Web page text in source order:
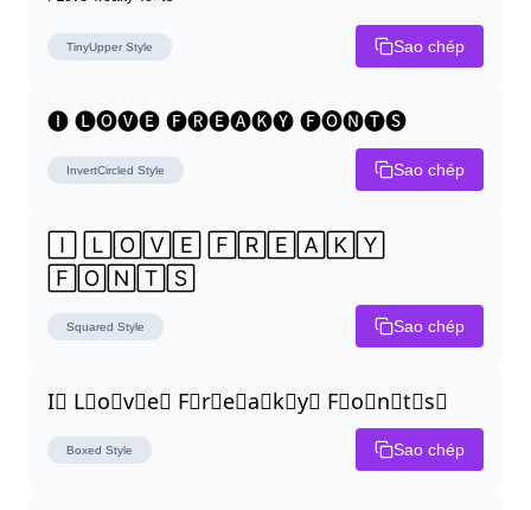
TinyUpper Style Sao chép
🅘 🅛🅞🅥🅔 🅕🅡🅔🅐🅚🅨 🅕🅞🅝🅣🅢
InvertCircled Style Sao chép
🄸 🄻🄾🅅🄴 🄵🅁🄴🄰🄺🅈
🄵🄾🄽🅃🅂
Squared Style Sao chép
I⃣ L⃣o⃣v⃣e⃣ F⃣r⃣e⃣a⃣k⃣y⃣ F⃣o⃣n⃣t⃣s⃣
Boxed Style Sao chép